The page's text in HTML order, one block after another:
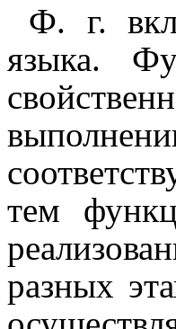
Ф. г.
языка.
тем
разных